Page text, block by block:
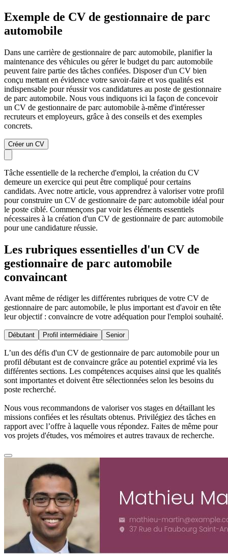
Exemple de CV de gestionnaire de parc
automobile
Dans une carrière de gestionnaire de parc automobile, planifier la
maintenance des véhicules ou gérer le budget du parc automobile
peuvent faire partie des tâches confiées. Disposer d'un CV bien
conçu mettant en évidence votre savoir-faire et vos qualités est
indispensable pour réussir vos candidatures au poste de gestionnaire
de parc automobile. Nous vous indiquons ici la façon de concevoir
un CV de gestionnaire de parc automobile à-même d'intéresser
recruteurs et employeurs, grâce à des conseils et des exemples
concrets.
Créer un CV
Tâche essentielle de la recherche d'emploi, la création du CV
demeure un exercice qui peut être compliqué pour certains
candidats. Avec notre article, vous apprendrez à valoriser votre profil
pour construire un CV de gestionnaire de parc automobile idéal pour
le poste ciblé. Commençons par voir les éléments essentiels
nécessaires à la création d'un CV de gestionnaire de parc automobile
pour une candidature réussie.
Les rubriques essentielles d'un CV de
gestionnaire de parc automobile
convaincant
Avant même de rédiger les différentes rubriques de votre CV de
gestionnaire de parc automobile, le plus important est d'avoir en tête
leur objectif : convaincre de votre adéquation pour l'emploi souhaité.
Débutant Profil intermédiaire Senior
L’un des défis d'un CV de gestionnaire de parc automobile pour un
profil débutant est de convaincre grâce au potentiel exprimé via les
différentes sections. Les compétences acquises ainsi que les qualités
sont importantes et doivent être sélectionnées selon les besoins du
poste recherché.
Nous vous recommandons de valoriser vos stages en détaillant les
missions confiées et les résultats obtenus. Privilégiez des tâches en
rapport avec l’offre à laquelle vous répondez. Faites de même pour
vos projets d'études, vos mémoires et autres travaux de recherche.